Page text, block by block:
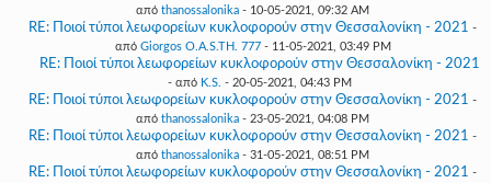
από thanossalonika - 10-05-2021, 09:32 AM
RE: Ποιοί τύποι λεωφορείων κυκλοφορούν στην Θεσσαλονίκη - 2021 -
από Giorgos O.A.S.TH. 777- 11-05-2021, 03:49 PM
RE: Ποιοί τύποι λεωφορείων κυκλοφορούν στην Θεσσαλονίκη - 2021
- από K.S. - 20-05-2021, 04:43 PM
RE: Ποιοί τύποι λεωφορείων κυκλοφορούν στην Θεσσαλονίκη - 2021 -
από thanossalonika - 23-05-2021, 04:08 PM
RE: Ποιοί τύποι λεωφορείων κυκλοφορούν στην Θεσσαλονίκη - 2021 -
από thanossalonika - 31-05-2021, 08:51 PM
RE: Ποιοί τύποι λεωφορείων κυκλοφορούν στην Θεσσαλονίκη - 2021 -